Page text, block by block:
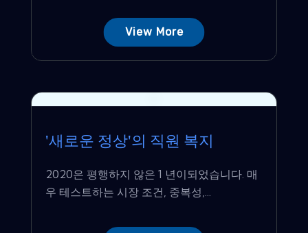
View More
'새로운 정상'의 직원 복지
2020은 평행하지 않은 1 년이되었습니다. 매
우 테스트하는 시장 조건, 중복성,...